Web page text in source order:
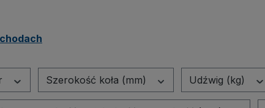
Szerokość koła (mm) Udźwig (kg)